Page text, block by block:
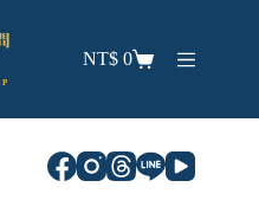
NT$ 0